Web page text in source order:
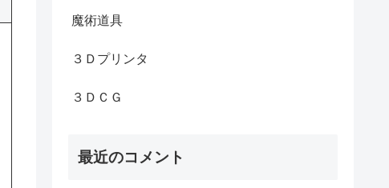
魔術道具
３Ｄプリンタ
３ＤＣＧ
最近のコメント